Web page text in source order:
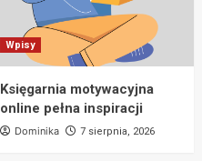
Wpisy
Księgarnia motywacyjna
online pełna inspiracji
Dominika 7 sierpnia, 2026